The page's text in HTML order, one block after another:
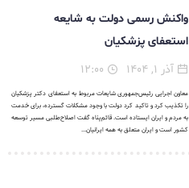
واکنش رسمی دولت به شایعه
استعفای پزشکیان
آذر ۱, ۱۴۰۴
معاون اجرایی رئیس‌جمهوری شایعات مربوط به استعفای دکتر پزشکیان
را تکذیب کرد و تاکید کرد دولت با وجود مشکلات گسترده، برای خدمت
به مردم و ایران ایستاده است. قائم‌پناه گفت اصلاح‌طلبی مسیر توسعه
کشور است و ایران متعلق به همه ایرانیان...